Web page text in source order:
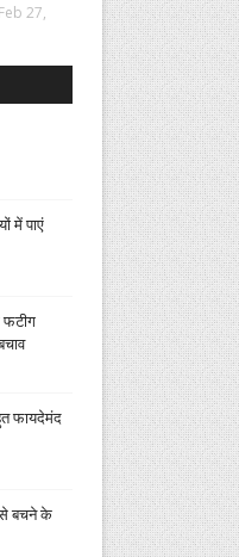
Feb 27,
में पाएं
फायदेमंद
बचने के